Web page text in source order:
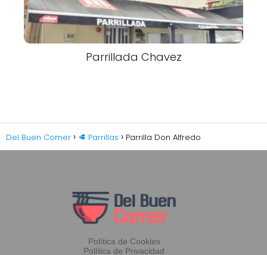
Parrillada Chavez
Del Buen Comer 🥩 Parrillas Parrilla Don Alfredo
Política de Cookies
Política de Privacidad